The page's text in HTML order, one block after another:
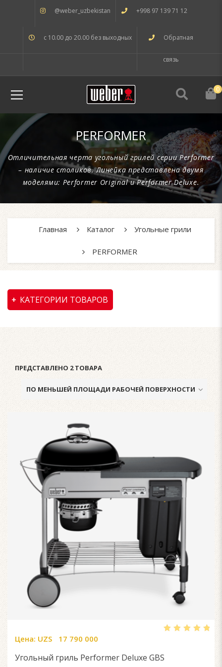
@weber_uzbekistan +998 97 139 71 12
с 10.00 до 20.00 без выходных Обратная
связь
0
PERFORMER
Отличительная черта угольный грилей серии Performer
– наличие столиков. Линейка представлена двумя
моделями: Performer Original и Performer Deluxe.
Главная Каталог Угольные грили
PERFORMER
КАТЕГОРИИ ТОВАРОВ
ПРЕДСТАВЛЕНО 2 ТОВАРА
Цена: UZS 17 790 000
Угольный гриль Performer Deluxe GBS